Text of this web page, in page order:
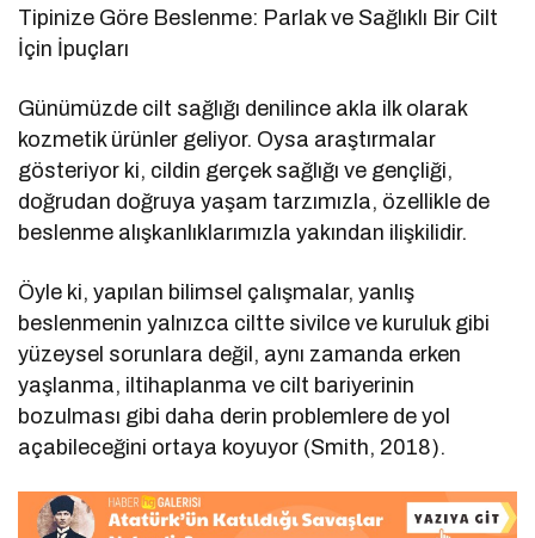
Tipinize Göre Beslenme: Parlak ve Sağlıklı Bir Cilt
İçin İpuçları
Günümüzde cilt sağlığı denilince akla ilk olarak
kozmetik ürünler geliyor. Oysa araştırmalar
gösteriyor ki, cildin gerçek sağlığı ve gençliği,
doğrudan doğruya yaşam tarzımızla, özellikle de
beslenme alışkanlıklarımızla yakından ilişkilidir.
Öyle ki, yapılan bilimsel çalışmalar, yanlış
beslenmenin yalnızca ciltte sivilce ve kuruluk gibi
yüzeysel sorunlara değil, aynı zamanda erken
yaşlanma, iltihaplanma ve cilt bariyerinin
bozulması gibi daha derin problemlere de yol
açabileceğini ortaya koyuyor (Smith, 2018).